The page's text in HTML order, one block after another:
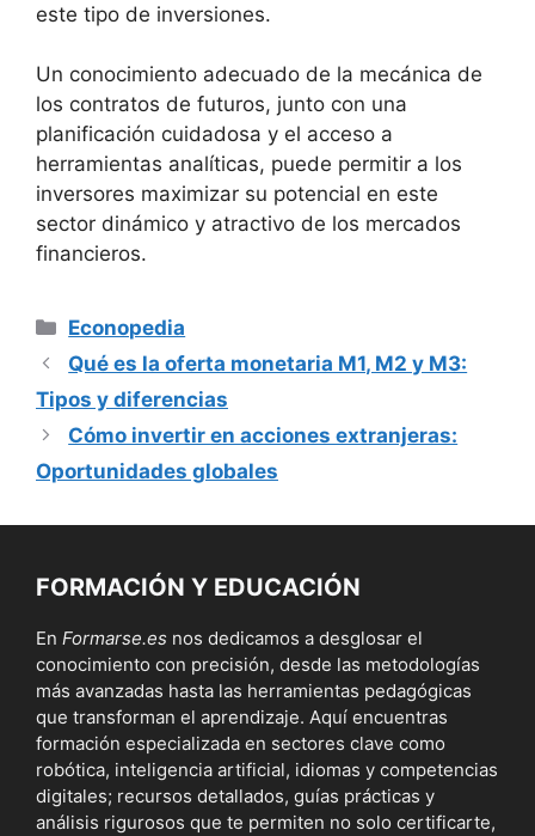
este tipo de inversiones.
Un conocimiento‌ adecuado de la mecánica de
los contratos de futuros,‌ junto ​con una
planificación cuidadosa y el acceso a
herramientas ‍analíticas, puede permitir a los
inversores maximizar su potencial en este
sector dinámico​ y atractivo de⁤ los mercados
financieros.
Categorías
Econopedia
Qué es la oferta monetaria M1, M2 y M3:
Tipos y diferencias
Cómo invertir en acciones extranjeras:
Oportunidades globales
FORMACIÓN Y EDUCACIÓN
En Formarse.es nos dedicamos a desglosar el
conocimiento con precisión, desde las metodologías
más avanzadas hasta las herramientas pedagógicas
que transforman el aprendizaje. Aquí encuentras
formación especializada en sectores clave como
robótica, inteligencia artificial, idiomas y competencias
digitales; recursos detallados, guías prácticas y
análisis rigurosos que te permiten no solo certificarte,